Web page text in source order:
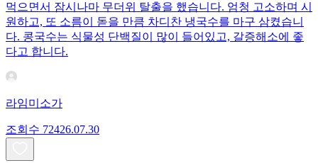
먹으면서 잠시나마 무더위 탈출을 했습니다. 엄청 고소하며 시
원하고, 또 소름이 돋을 만큼 차디찬 냉국수를 마구 삼켰습니
다. 콩국수는 식물성 단백질이 많이 들어있고, 갈증해소에 좋
다고 합니다.
라임미소가
조회수 72426.07.30